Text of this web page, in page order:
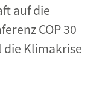
auf die
COP 30
die Klimakrise